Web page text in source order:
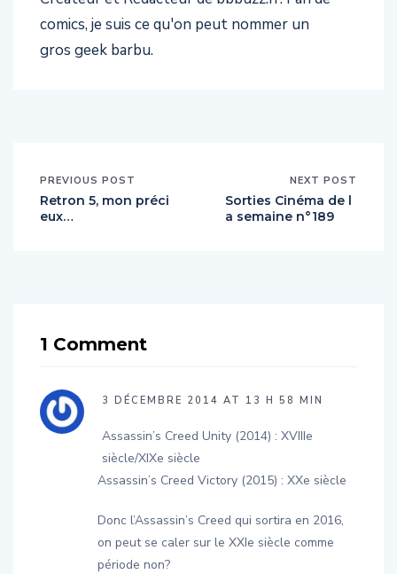
comics, je suis ce qu'on peut nommer un
gros geek barbu.
PREVIOUS POST
Retron 5, mon préci
eux…
NEXT POST
Sorties Cinéma de l
a semaine n°189
1 Comment
3 DÉCEMBRE 2014 AT 13 H 58 MIN
Assassin’s Creed Unity (2014) : XVIIIe
siècle/XIXe siècle
Assassin’s Creed Victory (2015) : XXe siècle
Donc l’Assassin’s Creed qui sortira en 2016,
on peut se caler sur le XXIe siècle comme
période non?